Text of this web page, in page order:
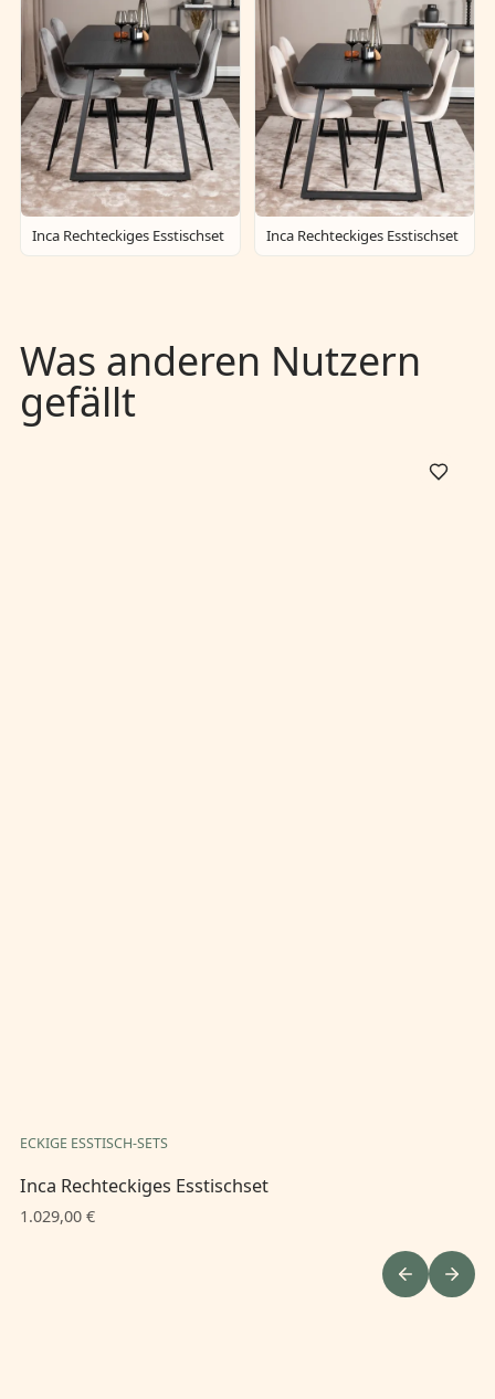
Inca Rechteckiges Esstischset Inca Rechteckiges Esstischset
Was anderen Nutzern
gefällt
ECKIGE ESSTISCH-SETS
Inca Rechteckiges Esstischset
1.029,00 €